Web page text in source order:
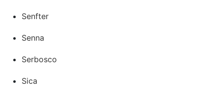
Senfter
Senna
Serbosco
Sica